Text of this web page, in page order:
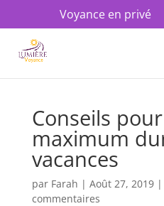
Voyance en privé 01
Conseils
maximum
vacances
par Farah | Août 27, 2019|
commentaires